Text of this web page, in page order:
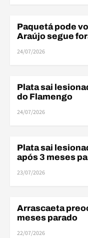
DESFALQUES
Paquetá pode
Araújo segue
24/07/2026
DESFALQUES
Plata sai
do Flamengo
24/07/2026
DESFALQUES
Plata sai
após 3 meses
23/07/2026
DESFALQUES
Arrascaeta
meses parado
22/07/2026